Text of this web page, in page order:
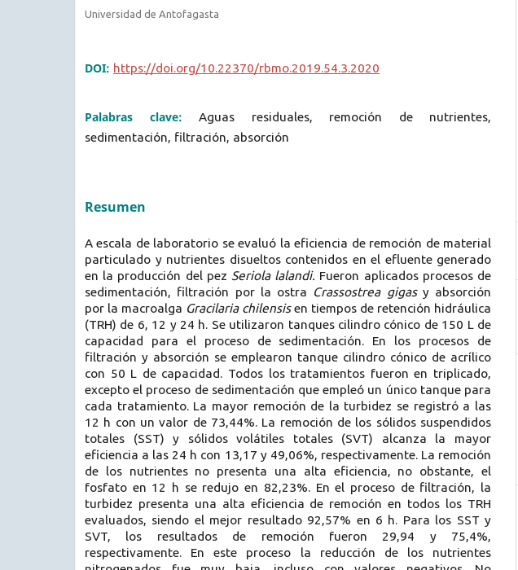
Universidad de Antofagasta
DOI: https://doi.org/10.22370/rbmo.2019.54.3.2020
Palabras clave: Aguas residuales, remoción de nutrientes,
sedimentación, filtración, absorción
Resumen
A escala de laboratorio se evaluó la eficiencia de remoción de material
particulado y nutrientes disueltos contenidos en el efluente generado
en la producción del pez Seriola lalandi. Fueron aplicados procesos de
sedimentación, filtración por la ostra Crassostrea gigasy absorción
por la macroalga Gracilaria chilensisen tiempos de retención hidráulica
(TRH) de 6, 12 y 24 h. Se utilizaron tanques cilindro cónico de 150 L de
capacidad para el proceso de sedimentación. En los procesos de
filtración y absorción se emplearon tanque cilindro cónico de acrílico
con 50 L de capacidad. Todos los tratamientos fueron en triplicado,
excepto el proceso de sedimentación que empleó un único tanque para
cada tratamiento. La mayor remoción de la turbidez se registró a las
12 h con un valor de 73,44%. La remoción de los sólidos suspendidos
totales (SST) y sólidos volátiles totales (SVT) alcanza la mayor
eficiencia a las 24 h con 13,17 y 49,06%, respectivamente. La remoción
de los nutrientes no presenta una alta eficiencia, no obstante, el
fosfato en 12 h se redujo en 82,23%. En el proceso de filtración, la
turbidez presenta una alta eficiencia de remoción en todos los TRH
evaluados, siendo el mejor resultado 92,57% en 6 h. Para los SST y
SVT, los resultados de remoción fueron 29,94 y 75,4%,
respectivamente. En este proceso la reducción de los nutrientes